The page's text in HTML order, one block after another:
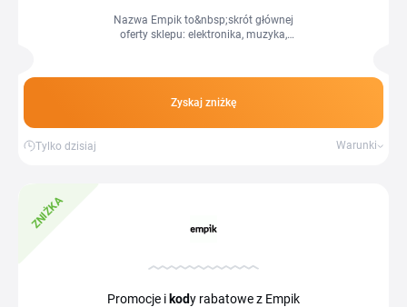
Nazwa Empik to&nbsp;skrót głównej
oferty sklepu: elektronika, muzyka,
Zyskaj zniżkę
Tylko dzisiaj Warunki
ZNIŻKA
Promocje i kody rabatowe z Empik